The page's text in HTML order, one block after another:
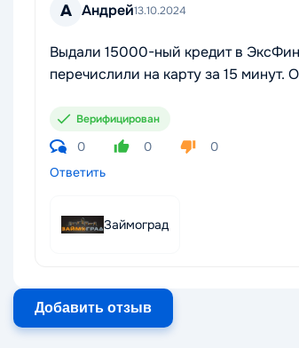
А Андрей13.10.2024
Выдали 15000-ный кредит в
перечислили на карту за 15 минут.
Верифицирован
0 0
0
Ответить
Займоград
Добавить отзыв